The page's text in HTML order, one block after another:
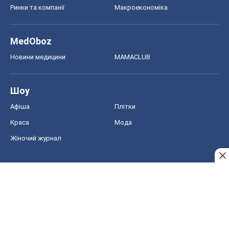
Ринки та компанії Макроекономіка
MedOboz
Новини медицини MAMACLUB
Шоу
Афіша Плітки
Краса Мода
Жіночий журнал